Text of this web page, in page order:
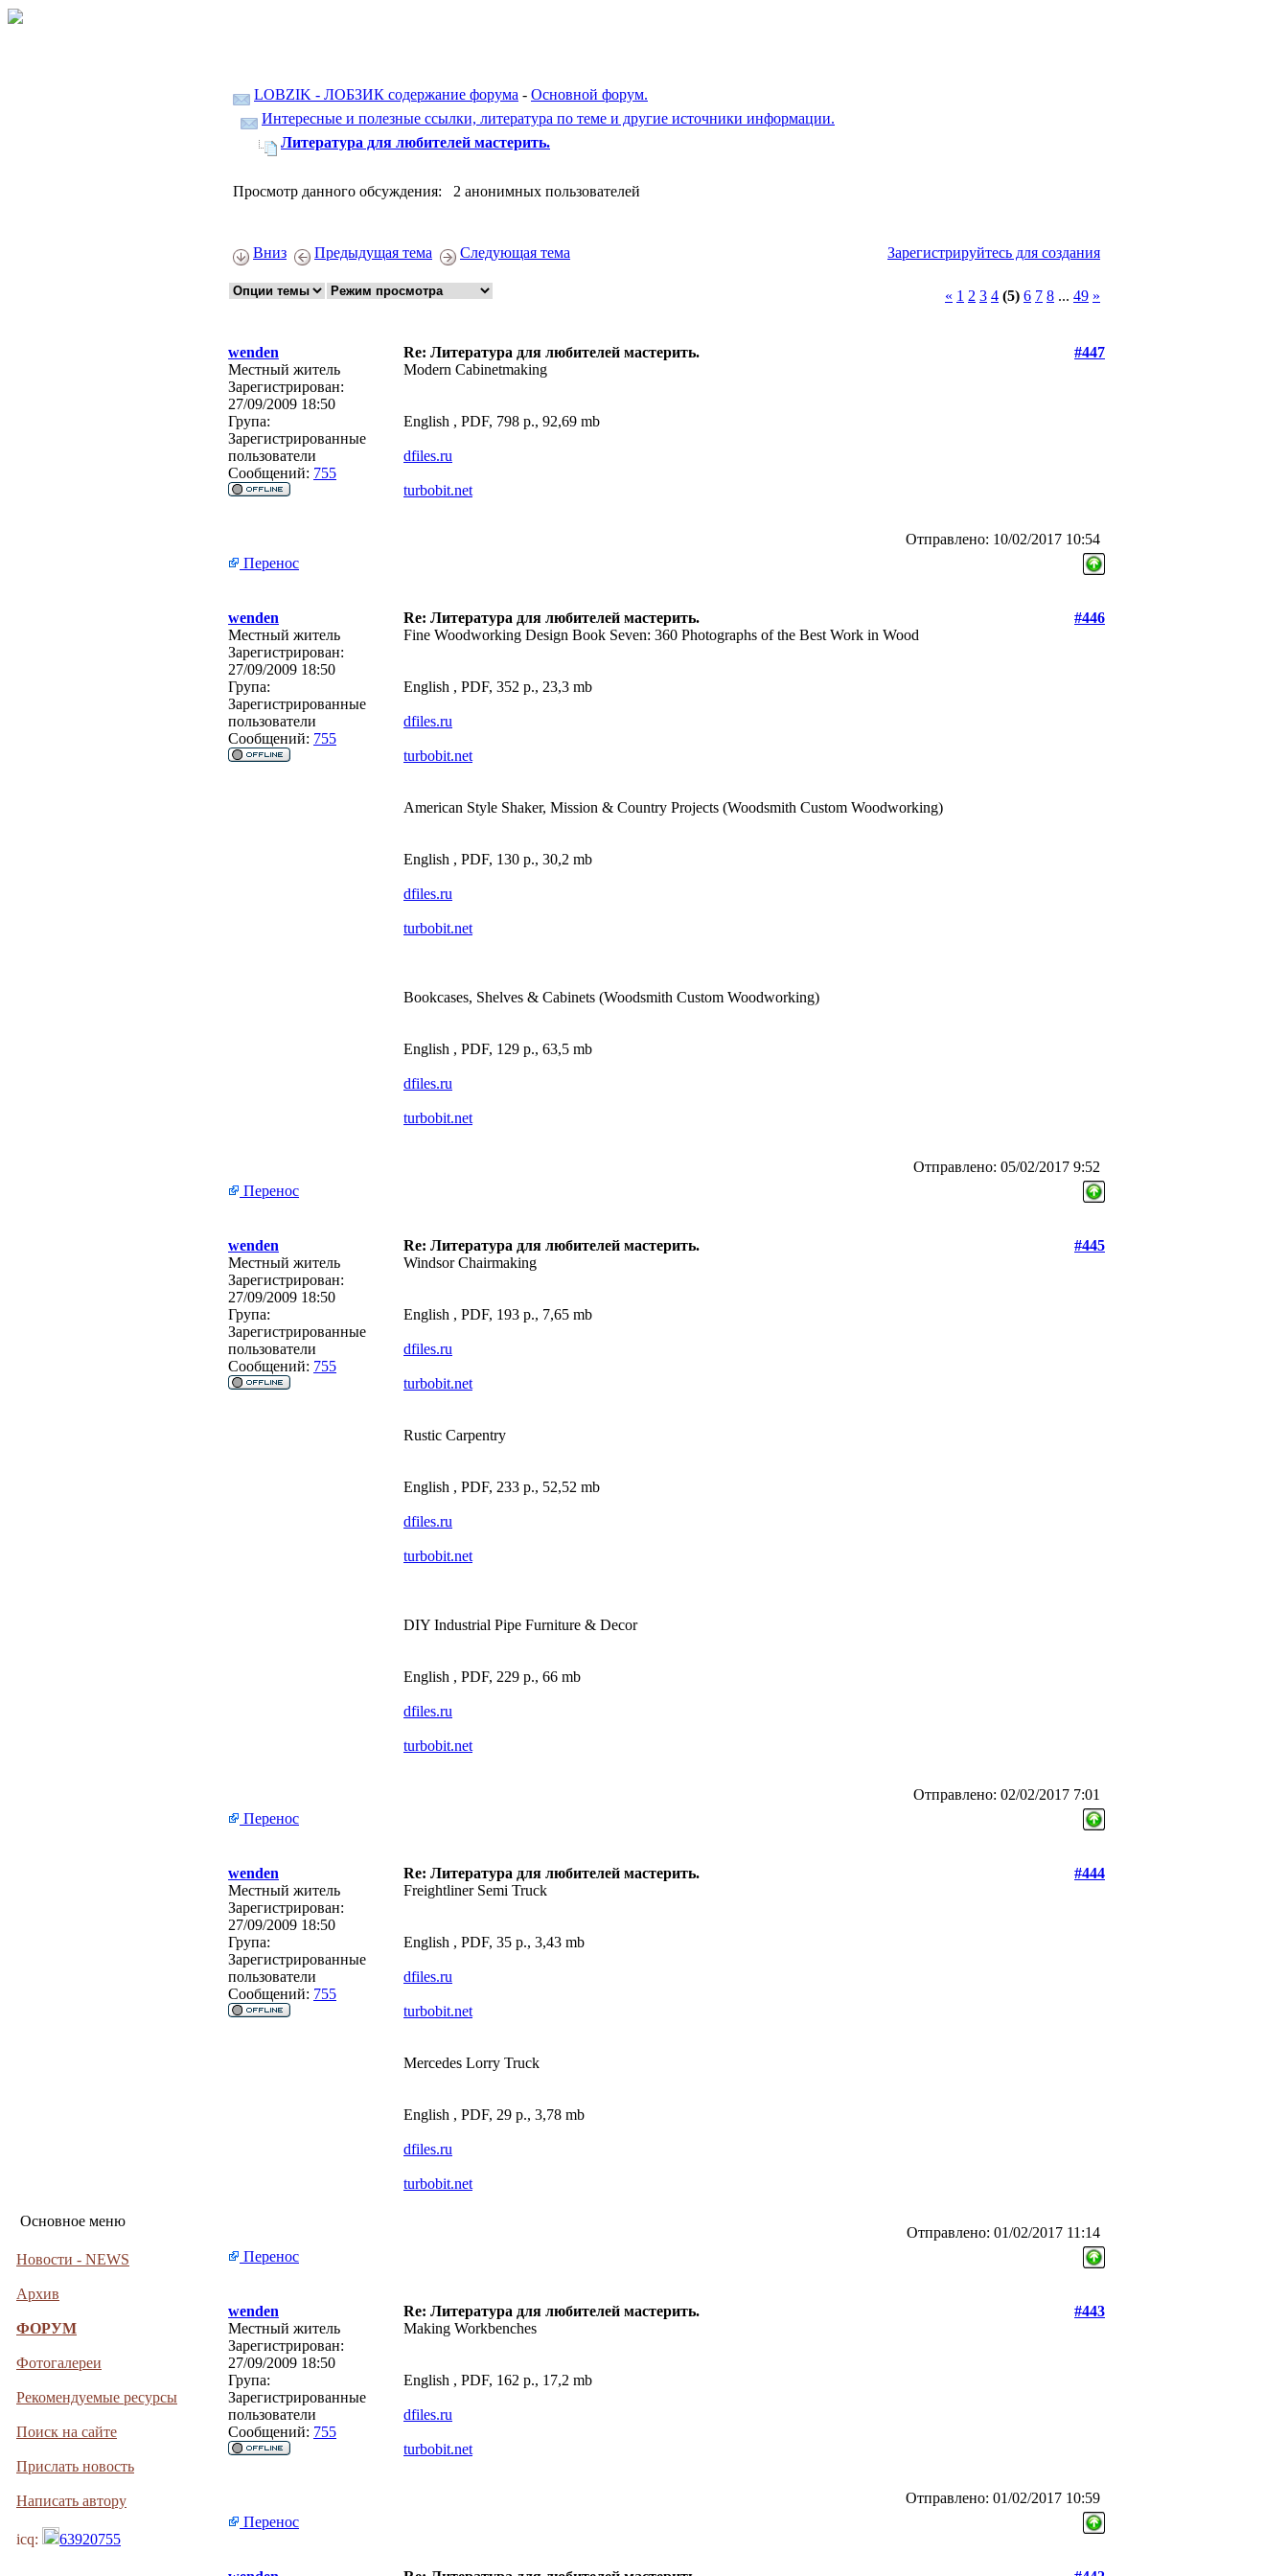
Основное меню
Новости - NEWS
Архив
ФОРУМ
Фотогалереи
Рекомендуемые ресурсы
Поиск на сайте
Прислать новость
Написать автору
icq: 63920755
LOBZIK - ЛОБЗИК содержание форума - Основной форум.
Интересные и полезные ссылки, литература по теме и другие источники информации.
Литература для любителей мастерить.
Просмотр данного обсуждения: 2 анонимных пользователей
Вниз Предыдущая тема Следующая тема Зарегистрируйтесь для создания
« 1 2 3 4 (5) 6 7 8 ... 49 »
wenden Re: Литература для любителей мастерить.
#447
Местный житель
Зарегистрирован:
27/09/2009 18:50
Група:
Зарегистрированные
пользователи
Сообщений: 755
Modern Cabinetmaking
English , PDF, 798 p., 92,69 mb
dfiles.ru
turbobit.net
Отправлено: 10/02/2017 10:54
Перенос
wenden Re: Литература для любителей мастерить.
#446
Местный житель
Зарегистрирован:
27/09/2009 18:50
Група:
Зарегистрированные
пользователи
Сообщений: 755
Fine Woodworking Design Book Seven: 360 Photographs of the Best Work in Wood
English , PDF, 352 p., 23,3 mb
dfiles.ru
turbobit.net
American Style Shaker, Mission & Country Projects (Woodsmith Custom Woodworking)
English , PDF, 130 p., 30,2 mb
dfiles.ru
turbobit.net
Bookcases, Shelves & Cabinets (Woodsmith Custom Woodworking)
English , PDF, 129 p., 63,5 mb
dfiles.ru
turbobit.net
Отправлено: 05/02/2017 9:52
Перенос
wenden Re: Литература для любителей мастерить.
#445
Местный житель
Зарегистрирован:
27/09/2009 18:50
Група:
Зарегистрированные
пользователи
Сообщений: 755
Windsor Chairmaking
English , PDF, 193 p., 7,65 mb
dfiles.ru
turbobit.net
Rustic Carpentry
English , PDF, 233 p., 52,52 mb
dfiles.ru
turbobit.net
DIY Industrial Pipe Furniture & Decor
English , PDF, 229 p., 66 mb
dfiles.ru
turbobit.net
Отправлено: 02/02/2017 7:01
Перенос
wenden Re: Литература для любителей мастерить.
#444
Местный житель
Зарегистрирован:
27/09/2009 18:50
Група:
Зарегистрированные
пользователи
Сообщений: 755
Freightliner Semi Truck
English , PDF, 35 p., 3,43 mb
dfiles.ru
turbobit.net
Mercedes Lorry Truck
English , PDF, 29 p., 3,78 mb
dfiles.ru
turbobit.net
Отправлено: 01/02/2017 11:14
Перенос
wenden Re: Литература для любителей мастерить.
#443
Местный житель
Зарегистрирован:
27/09/2009 18:50
Група:
Зарегистрированные
пользователи
Сообщений: 755
Making Workbenches
English , PDF, 162 p., 17,2 mb
dfiles.ru
turbobit.net
Отправлено: 01/02/2017 10:59
Перенос